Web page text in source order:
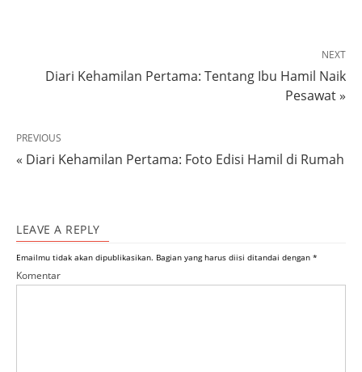
NEXT
Diari Kehamilan Pertama: Tentang Ibu Hamil Naik
Pesawat »
PREVIOUS
« Diari Kehamilan Pertama: Foto Edisi Hamil di Rumah
LEAVE A REPLY
Emailmu tidak akan dipublikasikan. Bagian yang harus diisi ditandai dengan *
Komentar